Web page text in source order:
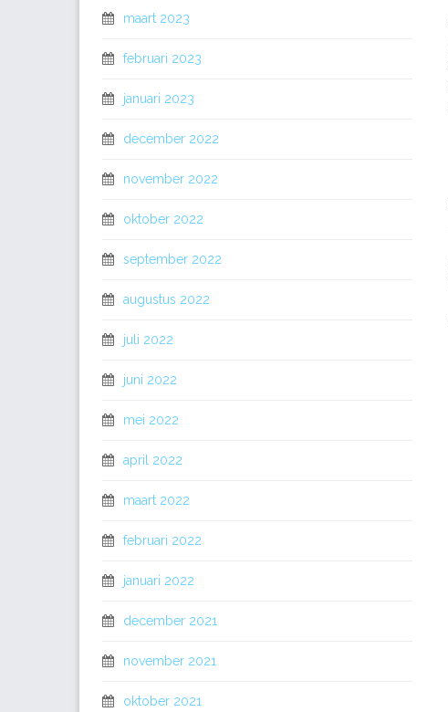
maart 2023
februari 2023
januari 2023
december 2022
november 2022
oktober 2022
september 2022
augustus 2022
juli 2022
juni 2022
mei 2022
april 2022
maart 2022
februari 2022
januari 2022
december 2021
november 2021
oktober 2021